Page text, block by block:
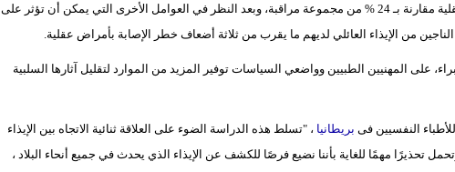
50 % من هؤلاء النساء مصابات بأحد أشكال الأمراض العقلية مقارنة بـ 24 % من مجموعة مراقبة، وبعد النظر في العوامل الأخرى التي يمكن أن تؤثر على
من الإيذاء العائلي لديهم ما يقرب من ثلاثة أضعاف خطر الإصابة بأمراض عقلية.
على المهنيين الطبيين وواضعي السياسات توفير المزيد من الموارد لتقليل آثارها السلبية
النفسيين فى بريطانيا ، "تسلط هذه الدراسة الضوء على العلاقة ثنائية الاتجاه بين الإيذاء
تحذيرًا مهمًا للغاية بأننا نضيع فرصًا للكشف عن الإيذاء الذي يحدث في جميع أنحاء البلاد ،